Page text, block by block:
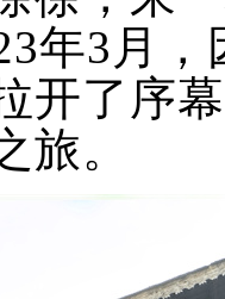
3年3 月，
开了 序
旅。